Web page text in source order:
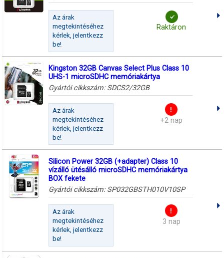
Az árak
megtekintéséhez
kérlek, jelentkezz
be!
Raktáron
Kingston 32GB Canvas Select Plus Class 10
UHS-1 microSDHC memóriakártya
Gyártói cikkszám: SDCS2/32GB
Az árak
megtekintéséhez
kérlek, jelentkezz
be!
+2 nap
Silicon Power 32GB (+adapter) Class 10
vízálló ütésálló microSDHC memóriakártya
BOX fekete
Gyártói cikkszám: SP032GBSTH010V10SP
Az árak
megtekintéséhez
kérlek, jelentkezz
be!
3 nap